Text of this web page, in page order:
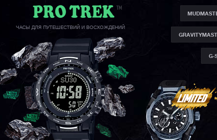
ЧАСЫ ДЛЯ ПУТЕШЕСТВИЙ И ВОСХОЖДЕНИЙ
G-